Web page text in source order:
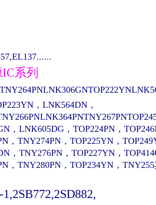
系列
，LNK564DN，
，LNK605DG，TOP224PN，
，TNY274PN，TOP225YN，
，TNY276PN，TOP227YN，
，TNY280PN，TOP234YN，